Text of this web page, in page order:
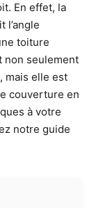
En effet, la
l’angle
toiture
non seulement
mais elle est
couverture en
à votre
notre guide